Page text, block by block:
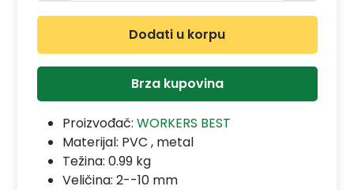
Dodati u korpu
Brza kupovina
Proizvođač: WORKERS BEST
Materijal: PVC , metal
Težina: 0.99 kg
Veličina: 2--10 mm